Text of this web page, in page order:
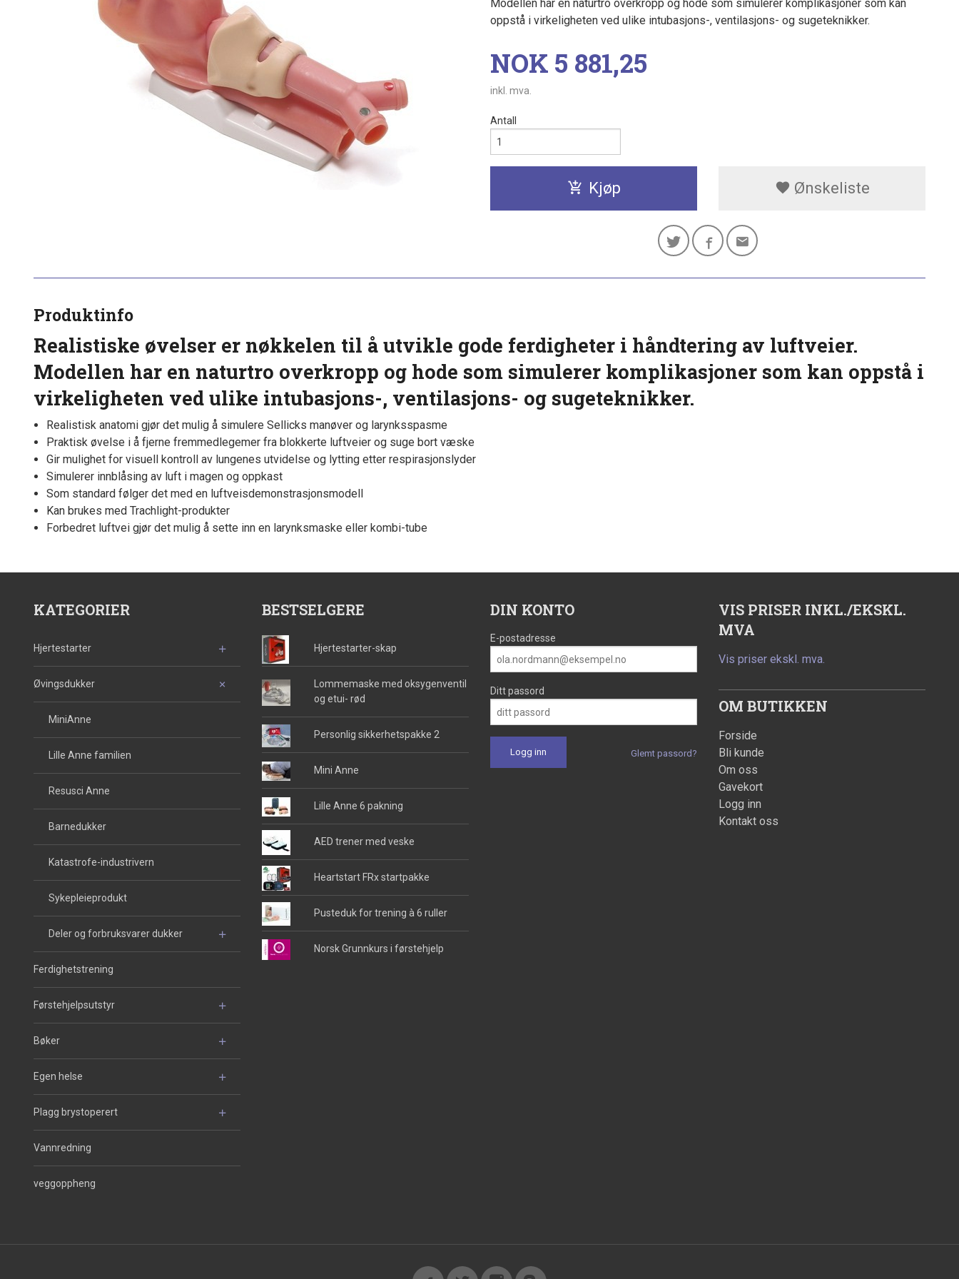
Modellen har en naturtro overkropp og hode som simulerer komplikasjoner som kan
oppstå i virkeligheten ved ulike intubasjons-, ventilasjons- og sugeteknikker.
Pris
NOK 5 881,25
inkl. mva.
Antall
Kjøp Ønskeliste
Produktinfo
Realistiske øvelser er nøkkelen til å utvikle gode ferdigheter i håndtering av luftveier.
Modellen har en naturtro overkropp og hode som simulerer komplikasjoner som kan oppstå i
virkeligheten ved ulike intubasjons-, ventilasjons- og sugeteknikker.
Realistisk anatomi gjør det mulig å simulere Sellicks manøver og larynksspasme
Praktisk øvelse i å fjerne fremmedlegemer fra blokkerte luftveier og suge bort væske
Gir mulighet for visuell kontroll av lungenes utvidelse og lytting etter respirasjonslyder
Simulerer innblåsing av luft i magen og oppkast
Som standard følger det med en luftveisdemonstrasjonsmodell
Kan brukes med Trachlight-produkter
Forbedret luftvei gjør det mulig å sette inn en larynksmaske eller kombi-tube
KATEGORIER
Hjertestarter
Øvingsdukker
MiniAnne
Lille Anne familien
Resusci Anne
Barnedukker
Katastrofe-industrivern
Sykepleieprodukt
Deler og forbruksvarer dukker
Ferdighetstrening
Førstehjelpsutstyr
Bøker
Egen helse
Plagg brystoperert
Vannredning
veggoppheng
BESTSELGERE
Hjertestarter-skap
Lommemaske med oksygenventil
og etui- rød
Personlig sikkerhetspakke 2
Mini Anne
Lille Anne 6 pakning
AED trener med veske
Heartstart FRx startpakke
Pusteduk for trening à 6 ruller
Norsk Grunnkurs i førstehjelp
DIN KONTO
E-postadresse
Ditt passord
Glemt passord?
VIS PRISER INKL./EKSKL.
MVA
Vis priser ekskl. mva.
OM BUTIKKEN
Forside
Bli kunde
Om oss
Gavekort
Logg inn
Kontakt oss